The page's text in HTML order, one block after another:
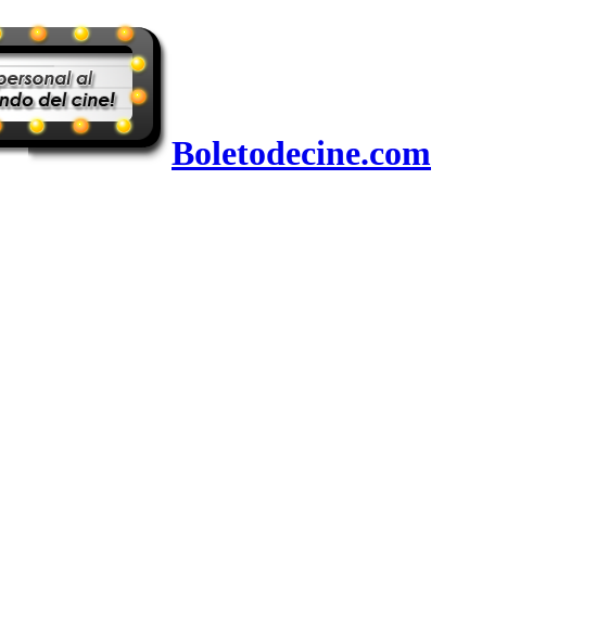
Boletodecine.com